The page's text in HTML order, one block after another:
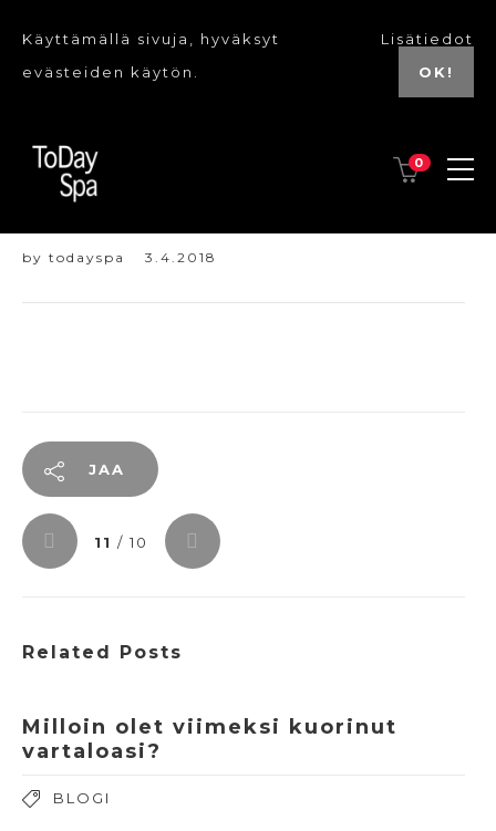
Käyttämällä sivuja, hyväksyt
evästeiden käytön.
Lisätiedot
OK!
0
Sumi
by todayspa 3.4.2018
JAA
11 / 10
Related Posts
Milloin olet viimeksi kuorinut
vartaloasi?
BLOGI